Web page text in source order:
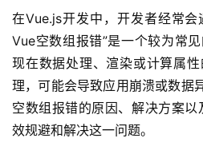
在Vue.js开发中，开发者经常会
Vue空数组报错”是一个较为常
现在数据处理、渲染或计算属
理，可能会导致应用崩溃或数据
空数组报错的原因、解决方案
效规避和解决这一问题。